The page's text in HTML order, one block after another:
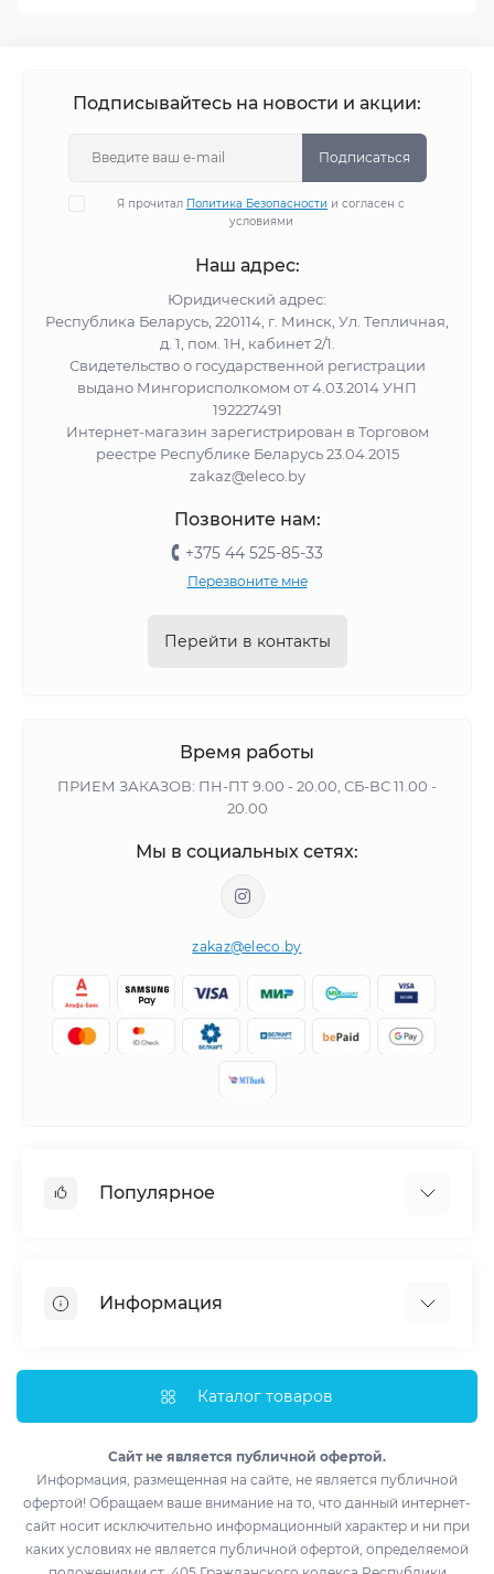
Подписывайтесь на новости и акции:
Подписаться
Я прочитал Политика Безопасности и согласен с
условиями
Наш адрес:
Юридический адрес:
Республика Беларусь, 220114, г. Минск, Ул. Тепличная,
д. 1, пом. 1Н, кабинет 2/1.
Свидетельство о государственной регистрации
выдано Мингорисполкомом от 4.03.2014 УНП
192227491
Интернет-магазин зарегистрирован в Торговом
реестре Республике Беларусь 23.04.2015
zakaz@eleco.by
Позвоните нам:
+375 44 525-85-33
Перезвоните мне
Перейти в контакты
Время работы
ПРИЕМ ЗАКАЗОВ: ПН-ПТ 9.00 - 20.00, СБ-ВС 11.00 -
20.00
Мы в социальных сетях:
zakaz@eleco.by
Популярное
Тепловые насосы
Полупромышленные кондиционеры
Обогреватели
Информация
Импортеры
Контакты
Возврат товара
Производители
Каталог товаров
Сайт не является публичной офертой.
Информация, размещенная на сайте, не является публичной
офертой! Обращаем ваше внимание на то, что данный интернет-
сайт носит исключительно информационный характер и ни при
каких условиях не является публичной офертой, определяемой